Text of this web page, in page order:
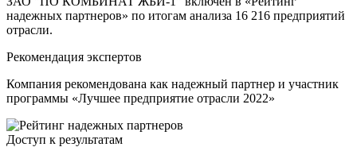
надежных партнеров» по итогам анализа 16 216 предприятий
отрасли.
Рекомендация экспертов
Компания рекомендована как надежный партнер и участник
программы «Лучшее предприятие отрасли 2022»
Доступ к результатам